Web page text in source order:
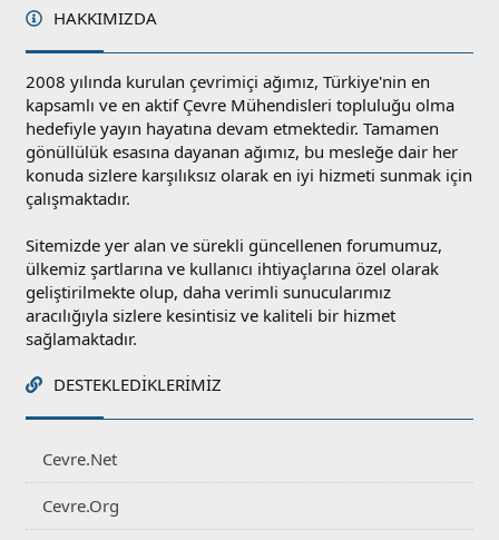
HAKKIMIZDA
2008 yılında kurulan çevrimiçi ağımız, Türkiye'nin en
kapsamlı ve en aktif Çevre Mühendisleri topluluğu olma
hedefiyle yayın hayatına devam etmektedir. Tamamen
gönüllülük esasına dayanan ağımız, bu mesleğe dair her
konuda sizlere karşılıksız olarak en iyi hizmeti sunmak için
çalışmaktadır.
Sitemizde yer alan ve sürekli güncellenen forumumuz,
ülkemiz şartlarına ve kullanıcı ihtiyaçlarına özel olarak
geliştirilmekte olup, daha verimli sunucularımız
aracılığıyla sizlere kesintisiz ve kaliteli bir hizmet
sağlamaktadır.
DESTEKLEDIKLERIMIZ
Cevre.Net
Cevre.Org